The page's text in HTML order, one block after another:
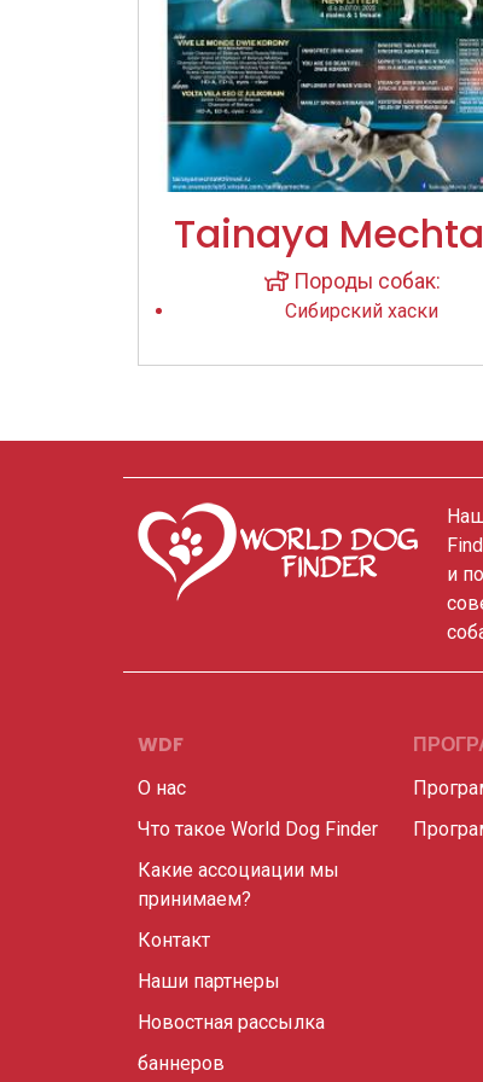
Tainaya Mechta
Породы собак:
Сибирский хаски
и
WDF
О нас
Что такое World Dog Finder
Какие ассоциации мы
принимаем?
Контакт
Наши партнеры
Новостная рассылка
баннеров